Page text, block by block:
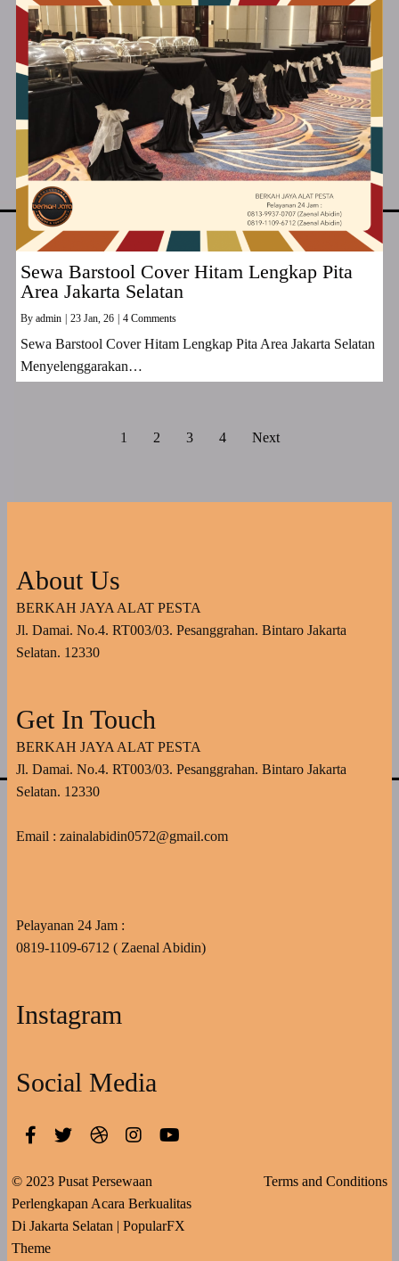
Sewa Barstool Cover Hitam Lengkap Pita
Area Jakarta Selatan
By admin 23 Jan, 26 4 Comments
Sewa Barstool Cover Hitam Lengkap Pita Area Jakarta Selatan
Menyelenggarakan…
1 2 3 4 Next
About Us
BERKAH JAYA ALAT PESTA
Jl. Damai. No.4. RT003/03. Pesanggrahan. Bintaro Jakarta
Selatan. 12330
Get In Touch
BERKAH JAYA ALAT PESTA
Jl. Damai. No.4. RT003/03. Pesanggrahan. Bintaro Jakarta
Selatan. 12330
Email : zainalabidin0572@gmail.com
Pelayanan 24 Jam :
0819-1109-6712 ( Zaenal Abidin)
Instagram
Social Media
© 2023 Pusat Persewaan
Perlengkapan Acara Berkualitas
Di Jakarta Selatan | PopularFX
Theme
Terms and Conditions